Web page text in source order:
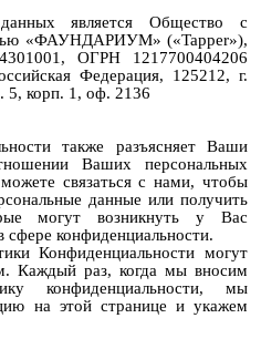
является Общество с
«ФАУНДАРИУМ» («Tapper»),
ОГРН 1217700404206
Федерация, 125212, г.
5, корп. 1, оф. 2136
также разъясняет Ваши
Ваших персональных
связаться с нами, чтобы
данные или получить
могут возникнуть у Вас
сфере конфиденциальности.
Конфиденциальности могут
Каждый раз, когда мы вносим
конфиденциальности, мы
на этой странице и укажем